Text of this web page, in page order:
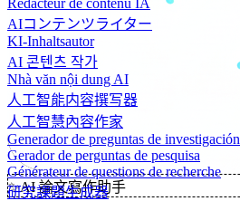
Rédacteur de contenu IA
AIコンテンツライター
KI-Inhaltsautor
AI 콘텐츠 작가
Nhà văn nội dung AI
人工智能内容撰写器
人工智慧內容作家
Generador de preguntas de investigación
Gerador de perguntas de pesquisa
Générateur de questions de recherche
研究課題生成器
✨AI 論文寫作助手